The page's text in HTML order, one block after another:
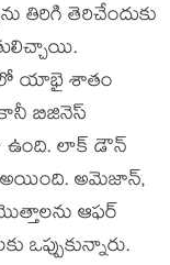
తెరిచేందుకు
యాభై శాతం
బిజినెస్
ఉంది. లాక్ డౌన్
అయింది. అమెజాన్,
ఆఫర్